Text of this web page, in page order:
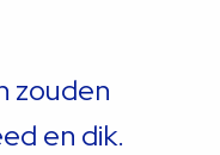
zouden
en dik.